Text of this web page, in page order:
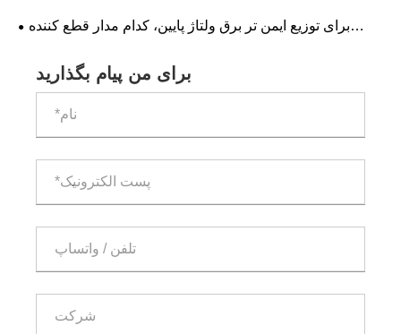
برای سیستم های الکتریکی مدرن ضروری می کند
برای توزیع ایمن تر برق ولتاژ پایین، کدام مدار قطع کننده
برای من پیام بگذارید